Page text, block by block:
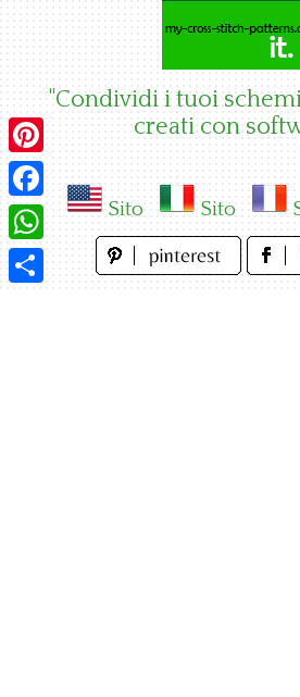
"Condividi i tuoi
creati con
Sito Sito
Pinterest
Facebook
WhatsApp